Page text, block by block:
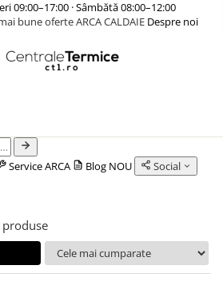
SOLID
APA
AUTOMATIZARI
09:00–17:00 · Sâmbătă 08:00–12:00
bune oferte ARCA CALDAIE Despre noi
Service ARCA Blog NOU Social
produse